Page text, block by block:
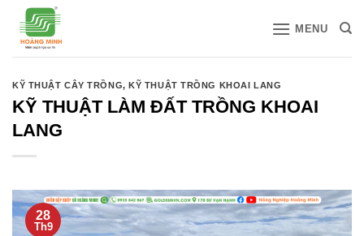
qua
MENU
KỸ THUẬT CÂY TRỒNG,KỸ THUẬT TRỒNG KHOAI LANG
KỸ THUẬT LÀM ĐẤT TRỒNG KHOAI
LANG
28
Th9